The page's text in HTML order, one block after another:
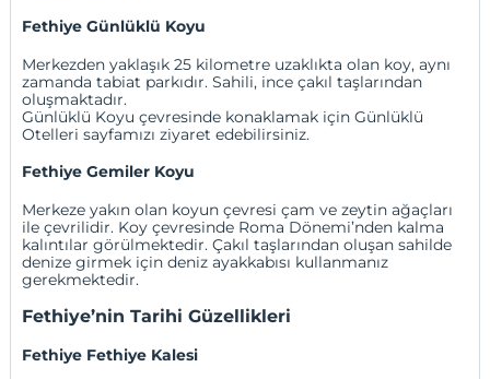
Fethiye Günlüklü Koyu
Merkezden yaklaşık 25 kilometre uzaklıkta olan koy, aynı
zamanda tabiat parkıdır. Sahili, ince çakıl taşlarından
oluşmaktadır.
Günlüklü Koyu çevresinde konaklamak içinGünlüklü
Otelleri sayfamızı ziyaret edebilirsiniz.
Fethiye Gemiler Koyu
Merkeze yakın olan koyun çevresi çam ve zeytin ağaçları
ile çevrilidir. Koy çevresinde Roma Dönemi’nden kalma
kalıntılar görülmektedir. Çakıl taşlarından oluşan sahilde
denize girmek için deniz ayakkabısı kullanmanız
gerekmektedir.
Fethiye’nin Tarihi Güzellikleri
Fethiye Fethiye Kalesi